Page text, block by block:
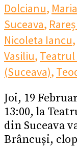
Dolcianu,
Suceava,
Nicoleta Iancu,
Vasiliu, Teatrul
(Suceava),
Joi, 19
13:00, la
din Suceava
Brâncuși,